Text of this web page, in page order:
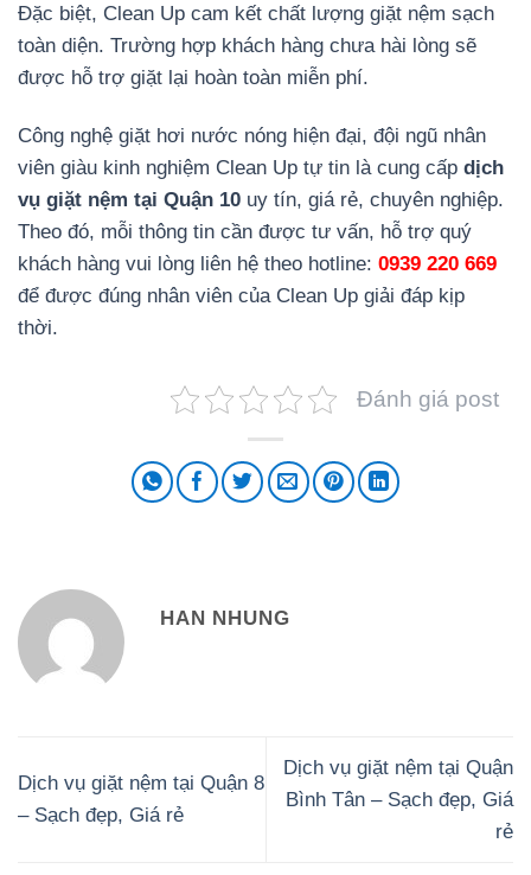
Đặc biệt, Clean Up cam kết chất lượng giặt nệm sạch
toàn diện. Trường hợp khách hàng chưa hài lòng sẽ
được hỗ trợ giặt lại hoàn toàn miễn phí.
Công nghệ giặt hơi nước nóng hiện đại, đội ngũ nhân
viên giàu kinh nghiệm Clean Up tự tin là cung cấp dịch
vụ giặt nệm tại Quận 10 uy tín, giá rẻ, chuyên nghiệp.
Theo đó, mỗi thông tin cần được tư vấn, hỗ trợ quý
khách hàng vui lòng liên hệ theo hotline: 0939 220 669
để được đúng nhân viên của Clean Up giải đáp kịp
thời.
Đánh giá post
HAN NHUNG
Dịch vụ giặt nệm tại Quận 8
– Sạch đẹp, Giá rẻ
Dịch vụ giặt nệm tại Quận
Bình Tân – Sạch đẹp, Giá
rẻ